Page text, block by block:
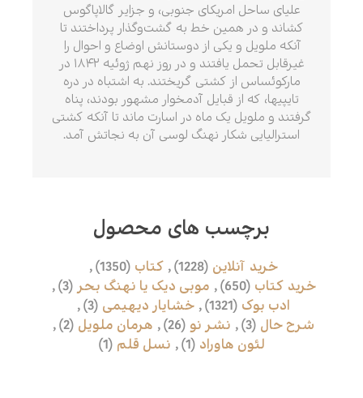
علیای ساحل امریکای جنوبی، و جزایر گالاپاگوس
کشاند و در همین خط به گشت‌وگذار پرداختند تا
آنکه ملویل و یکی از دوستانش اوضاع و احوال را
غیرقابل تحمل یافتند و در روز نهم ژوئیه ۱۸۴۲ در
مارکوئساس از کشتی گریختند. به اشتباه در دره
تایپیها، که از قبایل آدمخوار مشهور بودند، پناه
گرفتند و ملویل یک ماه در اسارت ماند تا آنکه کشتی
استرالیایی شکار نهنگ لوسی آن به نجاتش آمد.
برچسب های محصول
خرید آنلاین (1228)
, کتاب (1350)
,
خرید کتاب (650)
, موبی دیک یا نهنگ بحر (3)
,
ادب بوک (1321)
, خشایار دیهیمی (3)
,
شرح حال (3)
, نشر نو (26)
, هرمان ملویل (2)
,
لئون هاوراد (1)
, نسل قلم (1)